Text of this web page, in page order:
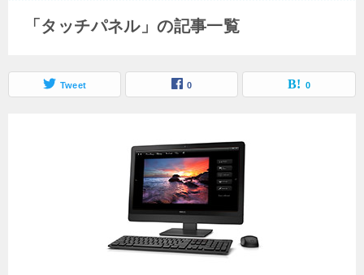
「タッチパネル」の記事一覧
Tweet 0 0